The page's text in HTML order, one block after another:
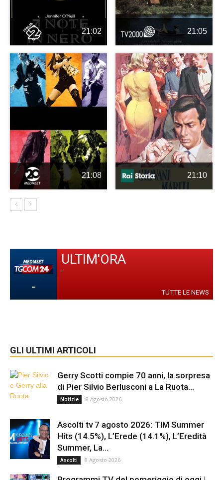
21:02 21:05
21:08 21:10
-
ULTIM'ORA
-
TUTTE LE NEWS
GLI ULTIMI ARTICOLI
Gerry Scotti compie 70 anni, la sorpresa
di Pier Silvio Berlusconi a La Ruota...
Notizie 8 Agosto 2026
Ascolti tv 7 agosto 2026: TIM Summer
Hits (14.5%), L’Erede (14.1%), L’Eredità
Summer, La...
Ascolti 8 Agosto 2026